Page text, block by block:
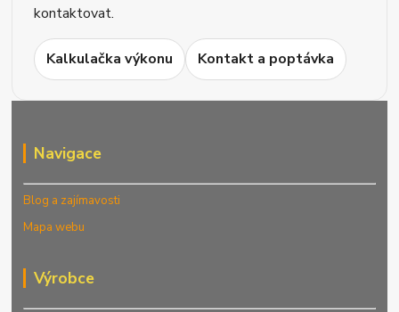
kontaktovat.
Kalkulačka výkonu Kontakt a poptávka
Navigace
Blog a zajímavosti
Mapa webu
Výrobce